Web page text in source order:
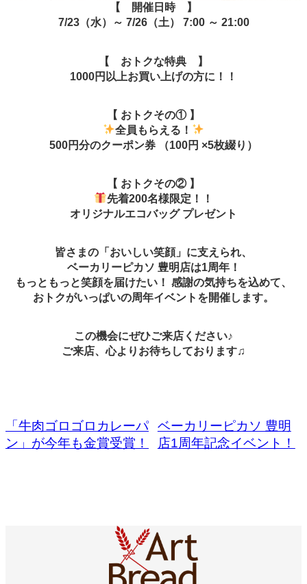
【 開催日時 】
7/23（水）～ 7/26（土） 7:00 ～ 21:00
【 おトクな特典 】
1000円以上お買い上げの方に！！
【 おトクその① 】
全員もらえる！
500円分のクーポン券 （100円 ×5枚綴り）
【 おトクその② 】
先着200名様限定！！
オリジナルエコバッグ プレゼント
皆さまの「おいしい笑顔」に支えられ、
ベーカリーピカソ 豊明店は1周年！
もっともっと笑顔を届けたい！ 感謝の気持ちを込めて、
おトクがいっぱいの周年イベントを開催します。
この機会にぜひご来店ください♪
ご来店、心よりお待ちしております♫
「牛肉ゴロゴロカレーパ
ン」が今年も金賞受賞！
ベーカリーピカソ 豊明
店1周年記念イベント！